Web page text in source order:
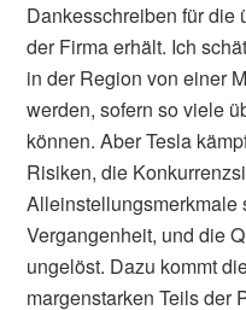
Dankesschreiben für die
der Firma erhält. Ich
in der Region von einer
werden, sofern so viele
können. Aber Tesla
Risiken, die
Alleinstellungsmerkmale
Vergangenheit, und die
ungelöst. Dazu kommt
margenstarken Teils der